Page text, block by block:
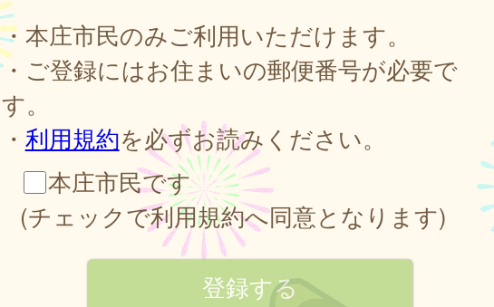
・本庄市民のみご利用いただけます。
・ご登録にはお住まいの郵便番号が必要で
す。
・ 利用規約を必ずお読みください。
本庄市民です
(チェックで利用規約へ同意となります)